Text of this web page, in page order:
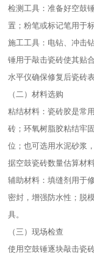
检测工具：准备好空鼓
置；粉笔或标记笔用于
施工工具：电钻、冲击
锤用于敲击瓷砖使其贴
水平仪确保修复后瓷砖
（二）材料选购​
粘结材料：瓷砖胶是常
砖；环氧树脂胶粘结牢
位；也可选用水泥砂浆
据空鼓瓷砖数量估算材料
辅助材料：填缝剂用于
密封，增强防水性；脱
具。​
（三）现场检查​
使用空鼓锤逐块敲击瓷